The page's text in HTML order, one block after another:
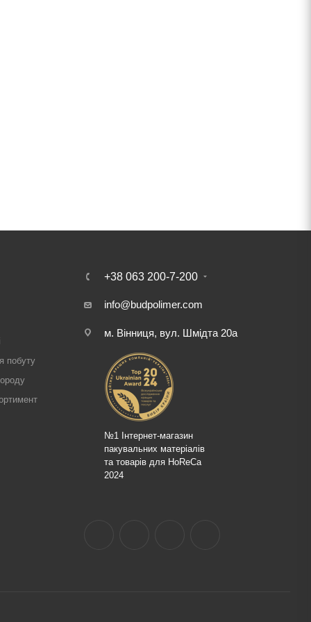
побуту
+38 063 200-7-200
info@budpolimer.com
м. Вінниця, вул. Шмідта 20а
№1 Інтернет-магазин
пакувальних матеріалів
та товарів для HoReCa
2024